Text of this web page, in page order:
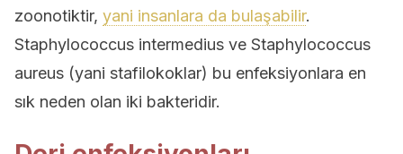
zoonotiktir, yani insanlara da bulaşabilir.
Staphylococcus intermedius ve Staphylococcus
aureus (yani stafilokoklar) bu enfeksiyonlara en
sık neden olan iki bakteridir.